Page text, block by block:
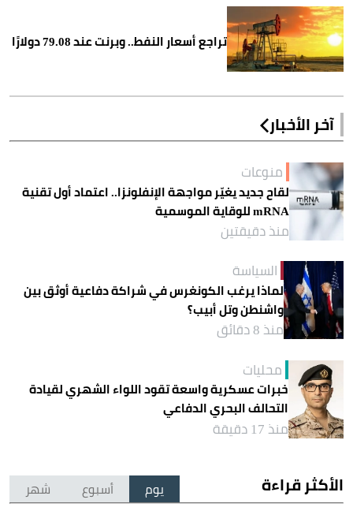
تراجع أسعار النفط.. وبرنت عند 79.08 دولارًا
آخر الأخبار
منوعات
لقاح جديد يغيّر مواجهة الإنفلونزا.. اعتماد أول تقنية
mRNA للوقاية الموسمية
منذ دقيقتين
السياسة
لماذا يرغب الكونغرس في شراكة دفاعية أوثق بين
واشنطن وتل أبيب؟
منذ 8 دقائق
محليات
خبرات عسكرية واسعة تقود اللواء الشهري لقيادة
التحالف البحري الدفاعي
منذ 17 دقيقة
الأكثر قراءة يوم أسبوع شهر